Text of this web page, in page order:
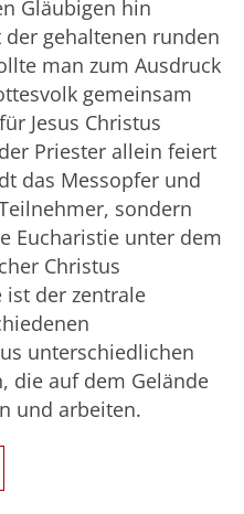
Gläubigen hin
gehaltenen runden
man zum Ausdruck
gemeinsam
Jesus Christus
Priester allein feiert
das Messopfer und
sondern
Eucharistie unter dem
Christus
ist der zentrale
unterschiedlichen
die auf dem Gelände
und arbeiten.